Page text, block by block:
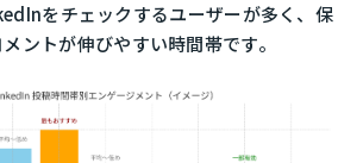
をチェックするユーザーが多く、保
ントが伸びやすい時間帯です。